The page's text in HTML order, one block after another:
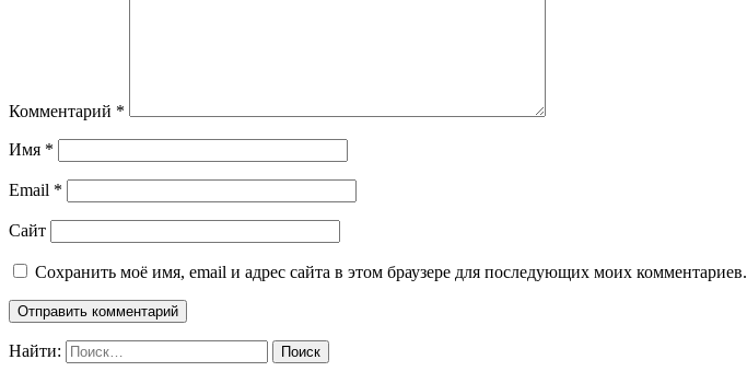
Комментарий *
Имя *
Email *
Сайт
Сохранить моё имя, email и адрес сайта в этом браузере для последующих моих комментариев.
Найти: